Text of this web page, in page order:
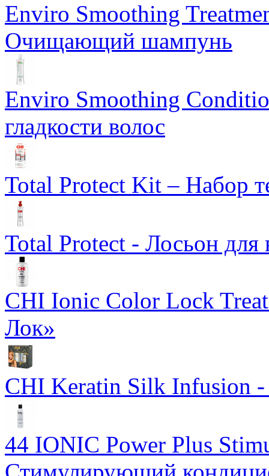
Enviro Smoothing
Очищающий шампунь
Enviro Smoothing
гладкости волос
Total Protect Kit – Набор
Total Protect - Лосьон для
CHI Ionic Color Lock
Лок»
CHI Keratin Silk Infusion
44 IONIC Power Plus